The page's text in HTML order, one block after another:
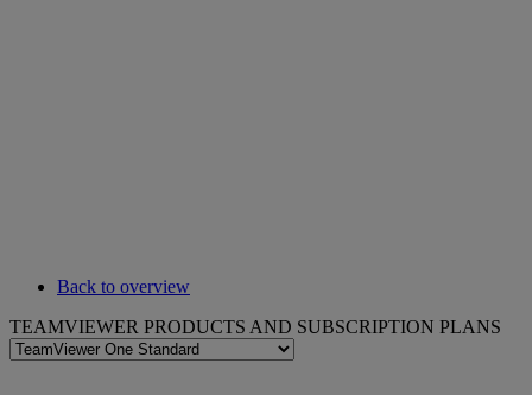
Back to overview
TEAMVIEWER PRODUCTS AND SUBSCRIPTION PLANS